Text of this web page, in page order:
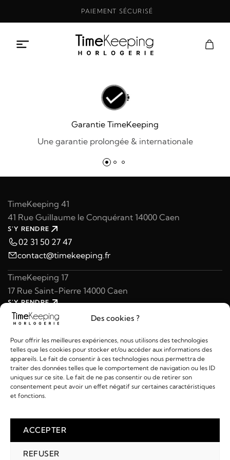
Des cookies ?
Pour offrir les meilleures expériences, nous utilisons des technologies
telles que les cookies pour stocker et/ou accéder aux informations des
appareils. Le fait de consentir à ces technologies nous permettra de
traiter des données telles que le comportement de navigation ou les ID
uniques sur ce site. Le fait de ne pas consentir ou de retirer son
consentement peut avoir un effet négatif sur certaines caractéristiques
et fonctions.
ACCEPTER
REFUSER
PAIEMENT SÉCURISÉ
Garantie TimeKeeping
Une garantie prolongée & internationale
TimeKeeping 41
41 Rue Guillaume le Conquérant 14000 Caen
S'Y RENDRE
02 31 50 27 47
contact@timekeeping.fr
TimeKeeping 17
17 Rue Saint-Pierre 14000 Caen
S'Y RENDRE
02 31 47 49 97
contact@timekeeping.fr
Liens utiles
2026 © TIMEKEEPING - Réalisé par